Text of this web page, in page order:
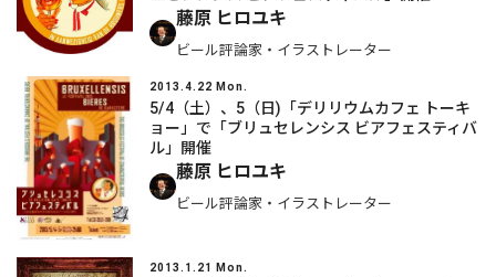
藤原 ヒロユキ
ビール評論家・イラストレーター
2013.4.22 Mon.
5/4（土）、5（日)「デリリウムカフェ トーキ
ョー」で「ブリュセレンシス ビアフェスティバ
ル」開催
藤原 ヒロユキ
ビール評論家・イラストレーター
2013.1.21 Mon.